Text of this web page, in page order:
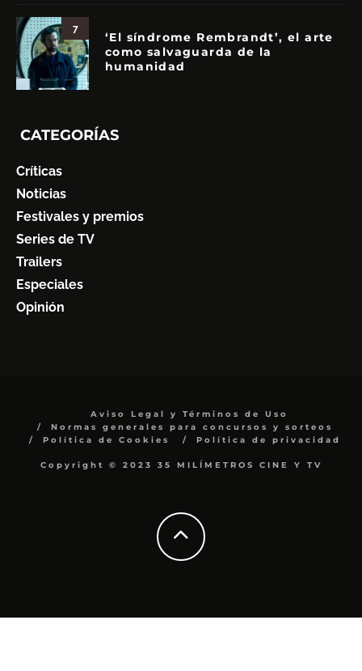
7
‘El síndrome Rembrandt’, el arte
como salvaguarda de la
humanidad
CATEGORÍAS
Críticas
Noticias
Festivales y premios
Series de TV
Trailers
Especiales
Opinión
Aviso Legal y Términos de Uso
Normas generales para concursos y sorteos
Política de Cookies
Política de privacidad
Copyright © 2023 35 MILÍMETROS CINE Y TV